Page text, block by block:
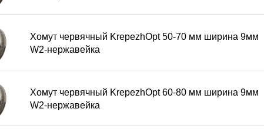
Хомут червячный KrepezhOpt 50-70 мм ширина 9мм
W2-нержавейка
Хомут червячный KrepezhOpt 60-80 мм ширина 9мм
W2-нержавейка